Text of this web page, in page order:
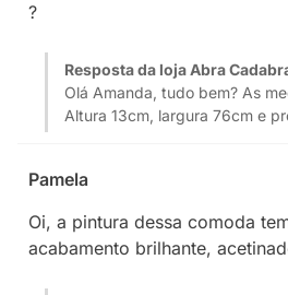
?
Resposta da loja Abra
Olá Amanda, tudo bem? As
Altura 13cm, largura 76cm e
Pamela
Oi, a pintura dessa comoda
acabamento brilhante,